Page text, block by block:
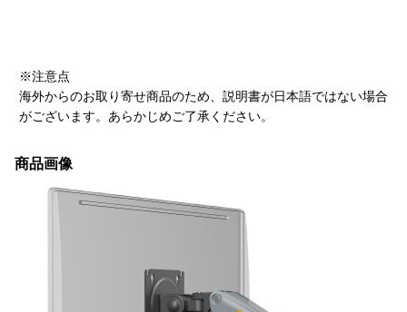
※注意点
海外からのお取り寄せ商品のため、説明書が日本語ではない場合
がございます。あらかじめご了承ください。
商品画像